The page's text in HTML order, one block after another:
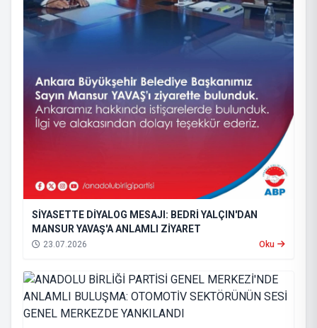
SİYASETTE DİYALOG MESAJI: BEDRİ YALÇIN'DAN
MANSUR YAVAŞ'A ANLAMLI ZİYARET
23.07.2026 Oku